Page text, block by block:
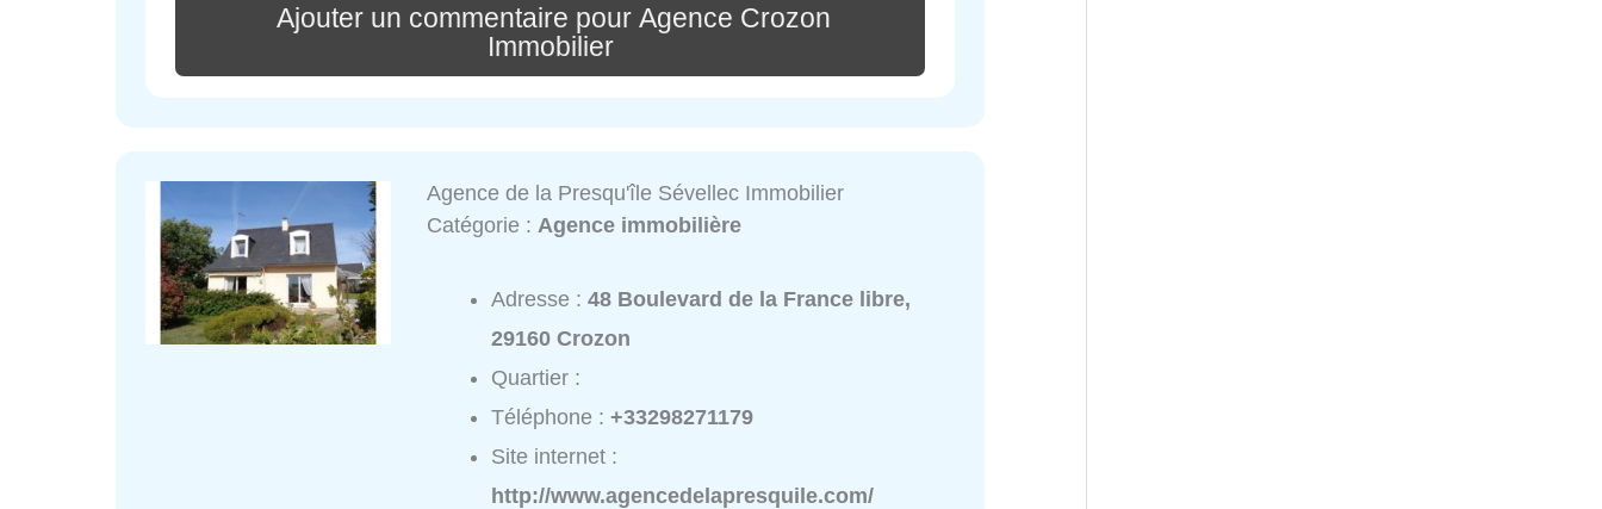
Ajouter un commentaire pour Agence Crozon
Immobilier
Agence de la Presqu'île Sévellec Immobilier
Catégorie : Agence immobilière
Adresse :48 Boulevard de la France libre,
29160 Crozon
Quartier :
Téléphone :+33298271179
Site internet :
http://www.agencedelapresquile.com/